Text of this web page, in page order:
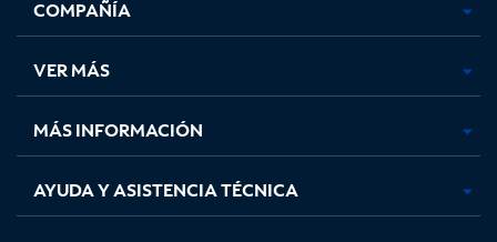
abre
en
pestaña
nueva
abre
en
pestaña
nueva
abre
en
pestaña
nueva
en
nueva
COMPAÑÍA
VER MÁS
MÁS INFORMACIÓN
AYUDA Y ASISTENCIA TÉCNICA